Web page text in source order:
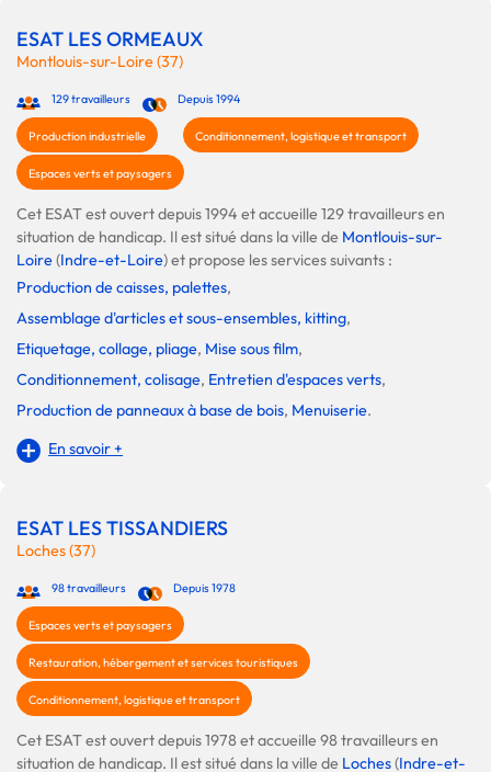
ESAT LES ORMEAUX
Montlouis-sur-Loire (37)
129 travailleurs Depuis 1994
Production industrielle Conditionnement, logistique et transport
Espaces verts et paysagers
Cet ESAT est ouvert depuis 1994 et accueille 129 travailleurs en
situation de handicap. Il est situé dans la ville de Montlouis-sur-
Loire(Indre-et-Loire) et propose les services suivants :
Production de caisses, palettes,
Assemblage d'articles et sous-ensembles, kitting,
Etiquetage, collage, pliage, Mise sous film,
Conditionnement, colisage, Entretien d'espaces verts,
Production de panneaux à base de bois, Menuiserie.
En savoir +
ESAT LES TISSANDIERS
Loches (37)
98 travailleurs Depuis 1978
Espaces verts et paysagers
Restauration, hébergement et services touristiques
Conditionnement, logistique et transport
Cet ESAT est ouvert depuis 1978 et accueille 98 travailleurs en
situation de handicap. Il est situé dans la ville de Loches(Indre-et-